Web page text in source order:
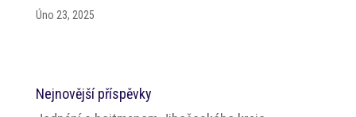
Úno 23, 2025
Nejnovější příspěvky